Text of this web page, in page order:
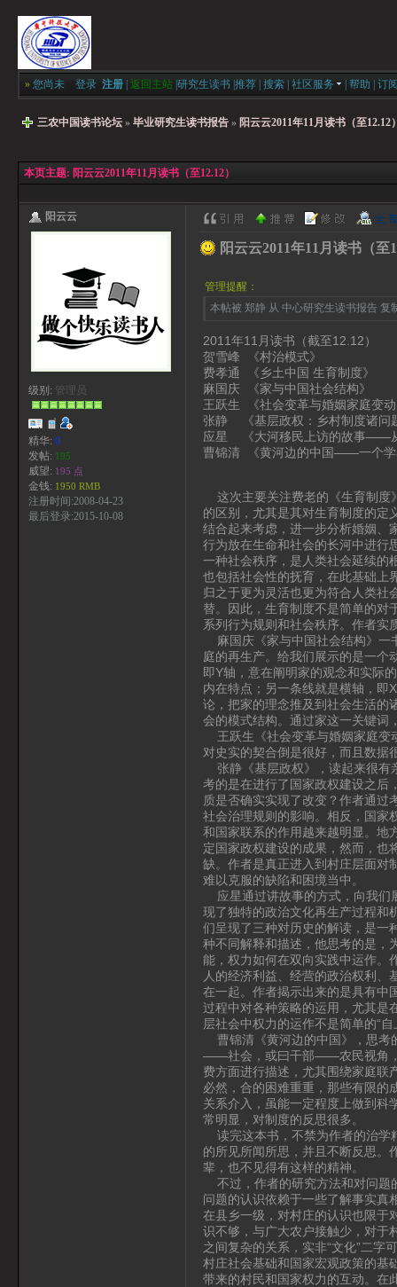
» 您尚未 登录 注册 返回主站 研究生读书 推荐 搜索 社区服务 帮助 订
三农中国读书论坛 » 毕业研究生读书报告 » 阳云云2011年11月读书（至12.12
本页主题: 阳云云2011年11月读书（至12.12）
阳云云
级别: 管理员
精华: 0
发帖: 195
威望: 195 点
金钱: 1950 RMB
注册时间:2008-04-23
最后登录:2015-10-08
阳云云2011年11月读书（至
管理提醒：
本帖被 郑静 从 中心研究生读书报告 复
2011年11月读书（截至12.12）
贺雪峰 《村治模式》
费孝通 《乡土中国 生育制度》
麻国庆 《家与中国社会结构》
王跃生 《社会变革与婚姻家庭变
张静 《基层政权：乡村制度诸问
应星 《大河移民上访的故事——从
曹锦清 《黄河边的中国——一个学
这次主要关注费老的《生育制度
的区别，尤其是其对生育制度的定
结合起来考虑，进一步分析婚姻、
行为放在生命和社会的长河中进行
一种社会秩序，是人类社会延续的
也包括社会性的抚育，在此基础上
归之于更为灵活也更为符合人类社
替。因此，生育制度不是简单的对
系列行为规则和社会秩序。作者实
麻国庆《家与中国社会结构》一
庭的再生产。给我们展示的是一个
即Y轴，意在阐明家的观念和实际
内在特点；另一条线就是横轴，即
论，把家的理念推及到社会生活的
会的模式结构。通过家这一关键词
王跃生《社会变革与婚姻家庭变
对史实的契合倒是很好，而且数据
张静《基层政权》，读起来很有
考的是在进行了国家政权建设之后
质是否确实实现了改变？作者通过
社会治理规则的影响。相反，国家
和国家联系的作用越来越明显。地
定国家政权建设的成果，然而，也
缺。作者是真正进入到村庄层面对
难以克服的缺陷和困境当中。
应星通过讲故事的方式，向我们
现了独特的政治文化再生产过程和
们呈现了三种对历史的解读，是
种不同解释和描述，他思考的是，
能，权力如何在双向实践中运作。
人的经济利益、经营的政治权利
在一起。作者揭示出来的是具有中
过程中对各种策略的运用，尤其是
层社会中权力的运作不是简单的“
曹锦清《黄河边的中国》，思考
——社会，或曰干部——农民视角，
费方面进行描述，尤其围绕家庭联
必然，合的困难重重，那些有限的
关系介入，虽能一定程度上做到科
常明显，对制度的反思很多。
读完这本书，不禁为作者的治学
的所见所闻所思，并且不断反思。
辈，也不见得有这样的精神。
不过，作者的研究方法和对问题
问题的认识依赖于一些了解事实真
在县乡一级，对村庄的认识也限于
识不够，与广大农户接触少，对于
之间复杂的关系，实非“文化”二字
村庄社会基础和国家宏观政策的基
带来的村民和国家权力的互动。在